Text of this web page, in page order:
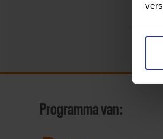
Programma van: